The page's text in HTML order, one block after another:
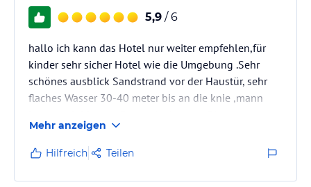
5,9 / 6
hallo ich kann das Hotel nur weiter empfehlen,für
kinder sehr sicher Hotel wie die Umgebung .Sehr
schönes ausblick Sandstrand vor der Haustür, sehr
flaches Wasser 30-40 meter bis an die knie ,mann
Angestellten top in Ordnung und sehr hilfsbereit, wie
eine Familie eben,war selber 2 Wochen vor Ort ,das
Frühstück ist sehr reichhaltig wie das Abendessen,
Frühstück von 6-11 Abendessen von 19-ende
Mehr anzeigen
Hilfreich Teilen